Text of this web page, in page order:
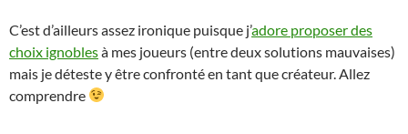
C’est d’ailleurs assez ironique puisque j’adore proposer des
choix ignoblesà mes joueurs (entre deux solutions mauvaises)
mais je déteste y être confronté en tant que créateur. Allez
comprendre